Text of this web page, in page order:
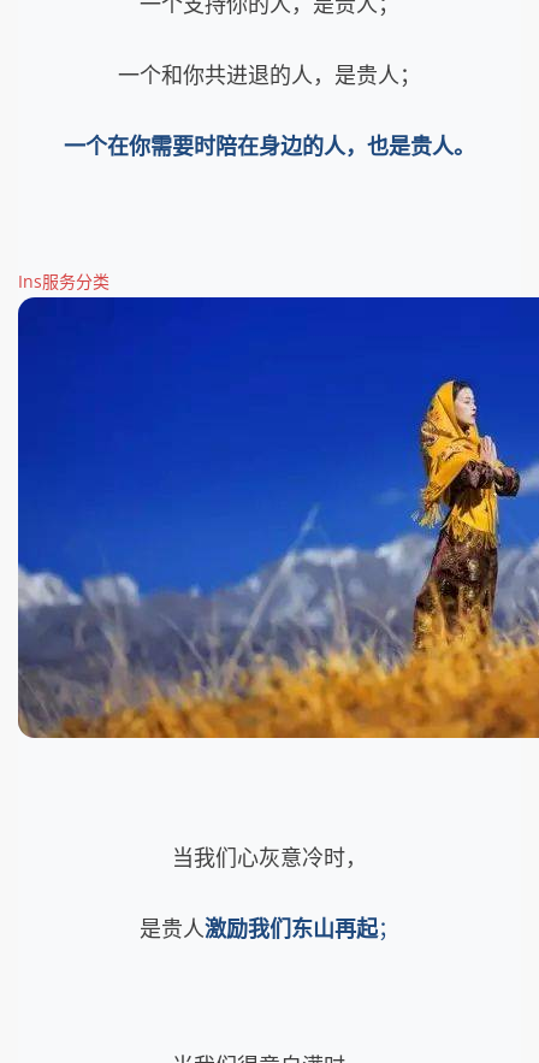
一个和你共进退的人，是贵人；
一个在你需要时陪在身边的人，也是贵人。
Ins服务分类
当我们心灰意冷时，
是贵人激励我们东山再起；